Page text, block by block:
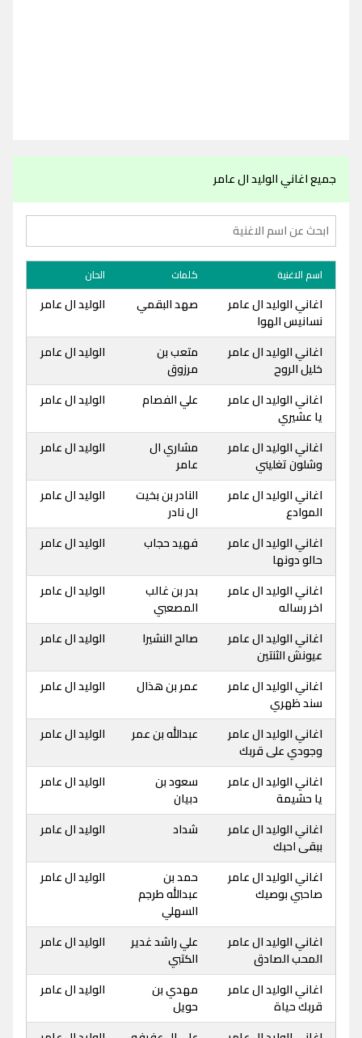
جميع اغاني الوليد ال عامر
اسم الاغنية كلمات الحان
اغاني الوليد ال عامر
نسانيس الهوا
صهد البقمي الوليد ال عامر
اغاني الوليد ال عامر
خليل الروح
متعب بن
مرزوق
الوليد ال عامر
اغاني الوليد ال عامر
يا عشيري
علي الفصام الوليد ال عامر
اغاني الوليد ال عامر
وشلون تغليني
مشاري ال
عامر
الوليد ال عامر
اغاني الوليد ال عامر
الموادع
النادر بن بخيت
ال نادر
الوليد ال عامر
اغاني الوليد ال عامر
حالو دونها
فهيد حجاب الوليد ال عامر
اغاني الوليد ال عامر
اخر رساله
بدر بن غالب
المصعبي
الوليد ال عامر
اغاني الوليد ال عامر
عيونش الثنتين
صالح النشيرا الوليد ال عامر
اغاني الوليد ال عامر
سند ظهري
عمر بن هذال الوليد ال عامر
اغاني الوليد ال عامر
وجودي على قربك
عبدالله بن عمر الوليد ال عامر
اغاني الوليد ال عامر
يا حشيمة
سعود بن
دبيان
الوليد ال عامر
اغاني الوليد ال عامر
ببقى احبك
شداد الوليد ال عامر
اغاني الوليد ال عامر
صاحبي بوصيك
حمد بن
عبدالله طرجم
السهلي
الوليد ال عامر
اغاني الوليد ال عامر
المحب الصادق
علي راشد غدير
الكتبي
الوليد ال عامر
اغاني الوليد ال عامر
قربك حياة
مهدي بن
حويل
الوليد ال عامر